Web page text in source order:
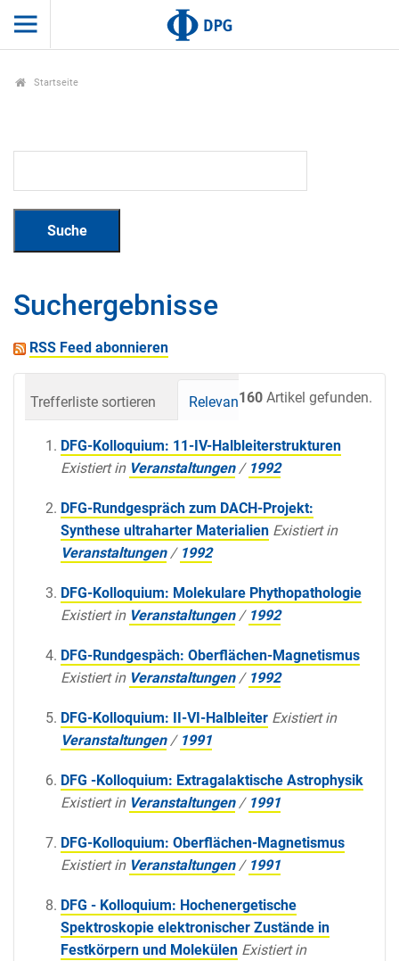
Startseite
Suchergebnisse
RSS Feed abonnieren
160 Artikel gefunden.
Trefferliste sortieren Relevanz Datum
DFG-Kolloquium: 11-IV-Halbleiterstrukturen
Existiert in Veranstaltungen / 1992
DFG-Rundgespräch zum DACH-Projekt:
Synthese ultraharter Materialien Existiert in
Veranstaltungen / 1992
DFG-Kolloquium: Molekulare Phythopathologie
Existiert in Veranstaltungen / 1992
DFG-Rundgespäch: Oberflächen-Magnetismus
Existiert in Veranstaltungen / 1992
DFG-Kolloquium: II-VI-Halbleiter Existiert in
Veranstaltungen / 1991
DFG -Kolloquium: Extragalaktische Astrophysik
Existiert in Veranstaltungen / 1991
DFG-Kolloquium: Oberflächen-Magnetismus
Existiert in Veranstaltungen / 1991
DFG - Kolloquium: Hochenergetische
Spektroskopie elektronischer Zustände in
Festkörpern und Molekülen Existiert in